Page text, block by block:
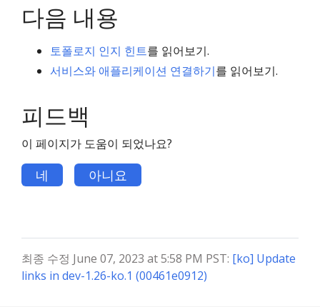
다음 내용
토폴로지 인지 힌트를 읽어보기.
서비스와 애플리케이션 연결하기를 읽어보기.
피드백
이 페이지가 도움이 되었나요?
네 아니요
최종 수정 June 07, 2023 at 5:58 PM PST: [ko] Update
links in dev-1.26-ko.1 (00461e0912)